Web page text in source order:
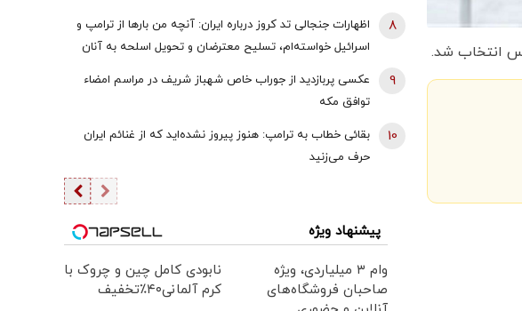
انتخاب شد.
اظهارات جنجالی تد کروز درباره ایران: آنچه من بارها از ترامپ و
اسرائیل خواسته‌ام، تسلیح معترضان و تحویل اسلحه به آنان
8
عکسی پربازدید از جوراب‌ خاص شهباز شریف در مراسم امضاء
توافق‌ مکه
9
بقائی خطاب به ترامپ: هنوز پیروز نشده‌اید که از غنائم ایران
حرف می‌زنید
10
پیشنهاد ویژه
وام ۳ میلیاردی، ویژه
صاحبان فروشگاه‌های
نابودی کامل چین و چروک با
کرم آلمانی۴۰٪تخفیف